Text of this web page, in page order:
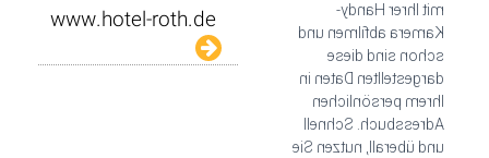
mit Ihrer Handy-
Kamera abfilmen und
schon sind diese
dargestellten Daten in
Ihrem persönlichen
Adressbuch. Schnell
und überall, nutzen Sie